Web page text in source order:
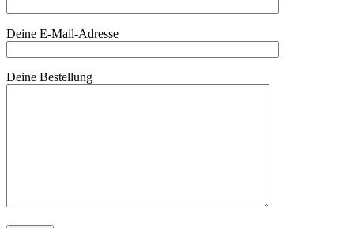
Deine E-Mail-Adresse
Deine Bestellung